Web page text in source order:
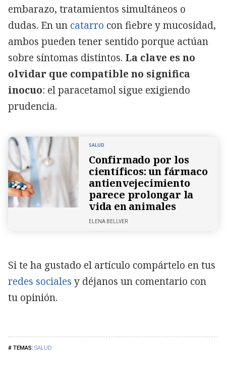
SALUD
embarazo, tratamientos simultáneos o
dudas. En un catarro con fiebre y mucosidad,
ambos pueden tener sentido porque actúan
sobre síntomas distintos. La clave es no
olvidar que compatible no significa
inocuo: el paracetamol sigue exigiendo
prudencia.
SALUD
Confirmado por los
científicos: un fármaco
antienvejecimiento
parece prolongar la
vida en animales
ELENA BELLVER
Si te ha gustado el artículo compártelo en tus
redes sociales y déjanos un comentario con
tu opinión.